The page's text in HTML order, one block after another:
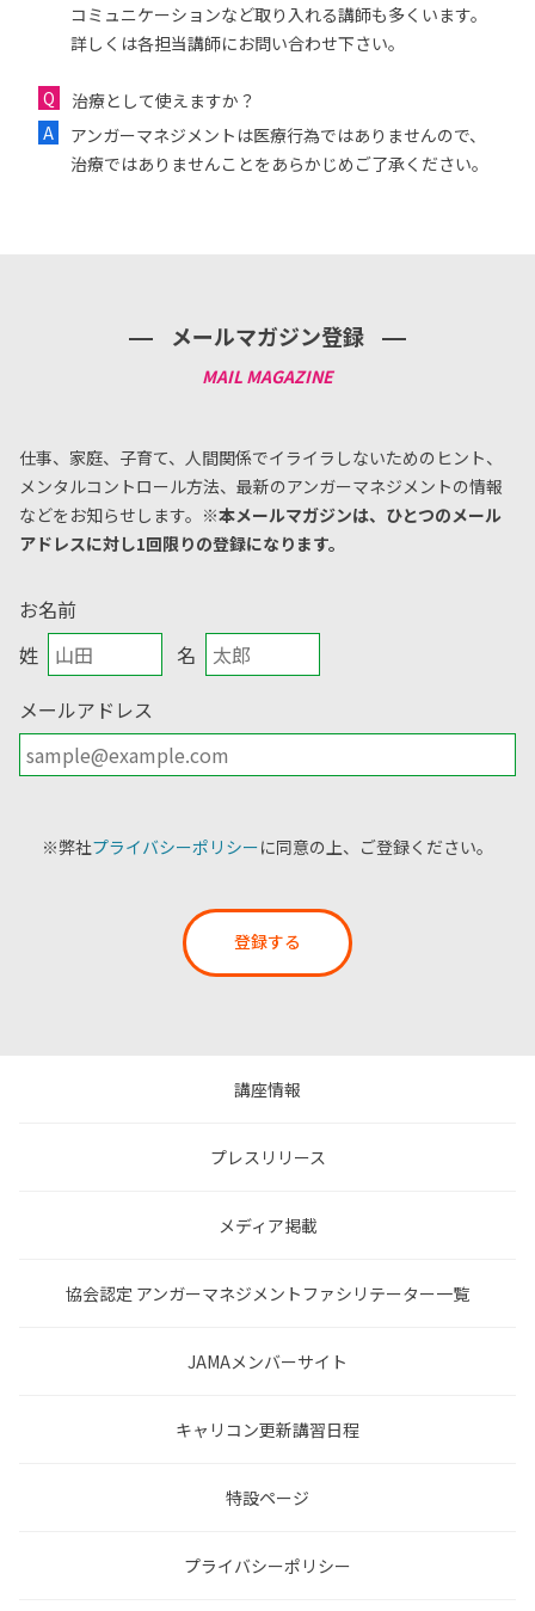
コミュニケーションなど取り入れる講師も多くいます。
詳しくは各担当講師にお問い合わせ下さい。
治療として使えますか？
アンガーマネジメントは医療行為ではありませんので、
治療ではありませんことをあらかじめご了承ください。
メールマガジン登録
仕事、家庭、子育て、人間関係でイライラしないためのヒント、
メンタルコントロール方法、 最新のアンガーマネジメントの情報
などをお知らせします。 ※本メールマガジンは、ひとつのメール
アドレスに対し1回限りの登録になります。
お名前
姓
名
メールアドレス
※弊社プライバシーポリシーに同意の上、ご登録ください。
登録する
講座情報
プレスリリース
メディア掲載
協会認定 アンガーマネジメントファシリテーター一覧
JAMAメンバーサイト
キャリコン更新講習日程
特設ページ
プライバシーポリシー